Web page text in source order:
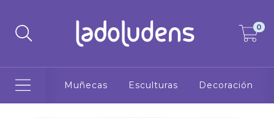
0
Muñecas Esculturas Decoración